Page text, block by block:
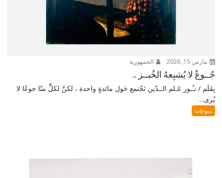
مارس 15, 2026 الجمهورية
جُــوعٌ لا يُشبِعهُ الخُبــز ..
بِقَلَم / نـُـور عَـلم الــدّين نَجْتمع حَول مائدةٍ واحدة ، لكنَّ لكلٍّ منّا جوعًا لا
يُرى...
منوعات